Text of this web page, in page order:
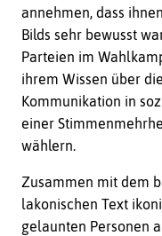
annehmen, dass
Bilds sehr bewusst
Parteien im
ihrem Wissen über
Kommunikation in
einer
wählern.
Zusammen mit dem
lakonischen Text
gelaunten Personen